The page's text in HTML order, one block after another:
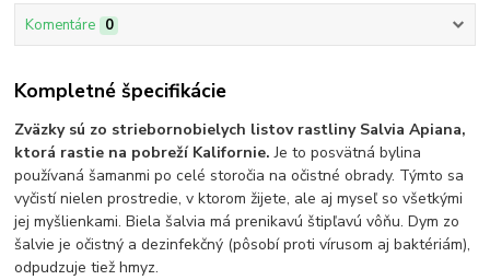
Komentáre 0
Kompletné špecifikácie
Zväzky sú zo striebornobielych listov rastliny Salvia Apiana,
ktorá rastie na pobreží Kalifornie.Je to posvätná bylina
používaná šamanmi po celé storočia na očistné obrady. Týmto sa
vyčistí nielen prostredie, v ktorom žijete, ale aj myseľ so všetkými
jej myšlienkami. Biela šalvia má prenikavú štipľavú vôňu. Dym zo
šalvie je očistný a dezinfekčný (pôsobí proti vírusom aj baktériám),
odpudzuje tiež hmyz.